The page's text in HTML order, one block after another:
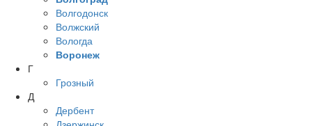
Волгодонск
Волжский
Вологда
Воронеж
Г
Грозный
Д
Дербент